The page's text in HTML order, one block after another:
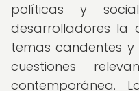
políticas y
desarrolladores la
temas candentes
cuestiones
contemporánea.